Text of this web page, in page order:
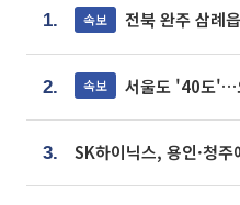
1. 속보 전북 완주 삼례
2. 속보 서울도 '40도'…
3.